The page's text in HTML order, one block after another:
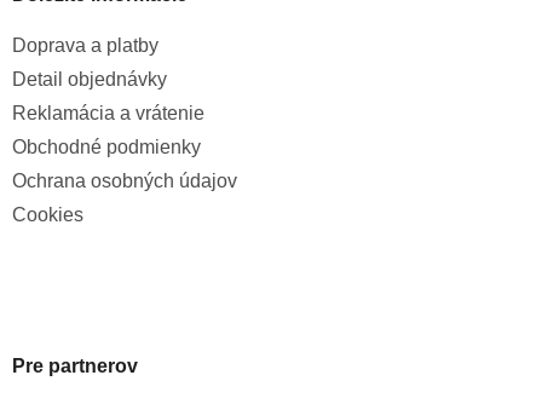
Doprava a platby
Detail objednávky
Reklamácia a vrátenie
Obchodné podmienky
Ochrana osobných údajov
Cookies
Pre partnerov